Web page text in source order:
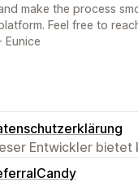
make the process
Feel free to
Eunice
Entwickler bietet